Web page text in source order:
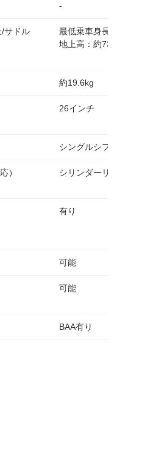
サドル
）
-
最低乗車身長：
地上高：約735mm
約19.6kg
26インチ
シングルシフト
シリンダーリング錠
有り
可能
可能
BAA有り